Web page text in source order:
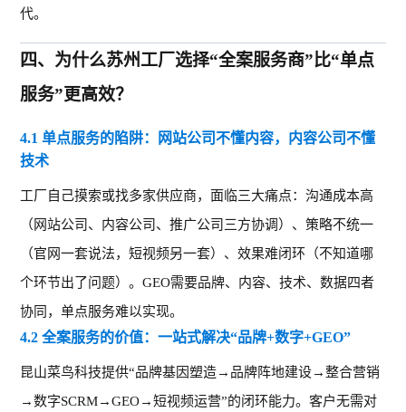
代。
四、 为什么苏州工厂选择“全案服务商”比“单点
服务”更高效？
4.1 单点服务的陷阱：网站公司不懂内容，内容公司不懂
技术
工厂自己摸索或找多家供应商，面临三大痛点：沟通成本高
（网站公司、内容公司、推广公司三方协调）、策略不统一
（官网一套说法，短视频另一套）、效果难闭环（不知道哪
个环节出了问题）。GEO需要品牌、内容、技术、数据四者
协同，单点服务难以实现。
4.2 全案服务的价值：一站式解决“品牌+数字+GEO”
昆山菜鸟科技提供“品牌基因塑造→品牌阵地建设→整合营销
→数字SCRM→GEO→短视频运营”的闭环能力。客户无需对